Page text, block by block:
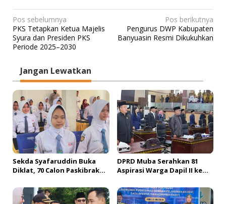
N
a
v
g
a
s
i
p
o
s
Pos sebelumnya
PKS Tetapkan Ketua Majelis
Syura dan Presiden PKS
Periode 2025–2030
Pos berikutnya
Pengurus DWP Kabupaten
Banyuasin Resmi Dikukuhkan
Jangan Lewatkan
Sekda Syafaruddin Buka
Diklat, 70 Calon Paskibraka
di Muba
DPRD Muba Serahkan 81
Aspirasi Warga Dapil II ke
Himpun Usulan Terbanyak